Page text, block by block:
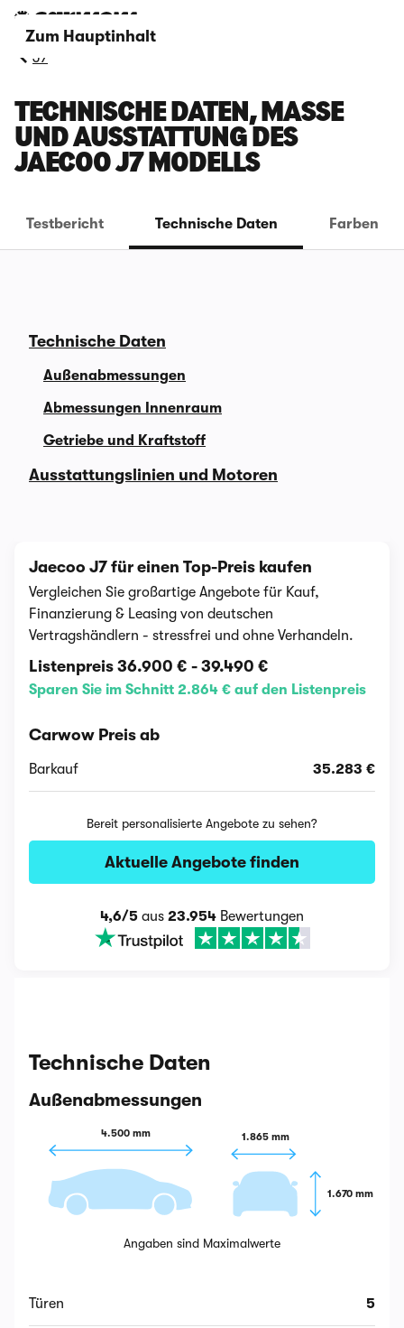
Zum Hauptinhalt
J7
TECHNISCHE DATEN, MASSE U
ND AUSSTATTUNG DES J
AECOO J7 MODELLS
Testbericht Technische Daten Farben
Technische Daten
Außenabmessungen
Abmessungen Innenraum
Getriebe und Kraftstoff
Ausstattungslinien und Motoren
Jaecoo J7 für einen Top-Preis kaufen
Vergleichen Sie großartige Angebote für Kauf,
Finanzierung & Leasing von deutschen
Vertragshändlern - stressfrei und ohne Verhandeln.
Listenpreis 36.900 € - 39.490 €
Sparen Sie im Schnitt 2.864 € auf den Listenpreis
Carwow Preis ab
Barkauf 35.283 €
Bereit personalisierte Angebote zu sehen?
Aktuelle Angebote finden
4,6/5 aus 23.954 Bewertungen
Technische Daten
Außenabmessungen
4.500 mm 1.865 mm
1.670 mm
Angaben sind Maximalwerte
Türen 5